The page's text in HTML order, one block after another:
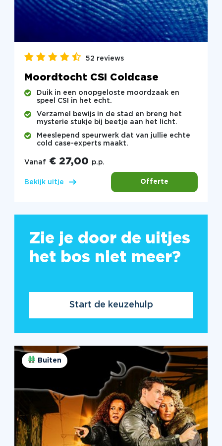
52 reviews
Moordtocht CSI Coldcase
Duik in een onopgeloste moordzaak en
speel CSI in het echt.
Verzamel bewijs in de stad en breng het
mysterie stukje bij beetje aan het licht.
Meeslepend speurwerk dat van jullie echte
cold case-experts maakt.
Vanaf € 27,00 p.p.
Bekijk uitje Offerte
Zie je door de uitjes
het bos niet meer?
Start de keuzehulp
Buiten